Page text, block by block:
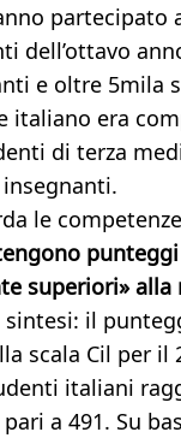
partecipato
dell’ottavo
e oltre 5mila
italiano era
di terza
le
punteggi
superiori» alla
sintesi: il
scala Cil per il
italiani
a 491. Su